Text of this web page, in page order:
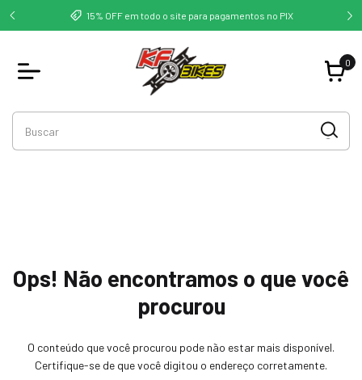
- 15% OFF em todo o site para pagamentos no PIX
0
Ops! Não encontramos o que você
procurou
O conteúdo que você procurou pode não estar mais disponível.
Certifique-se de que você digitou o endereço corretamente.